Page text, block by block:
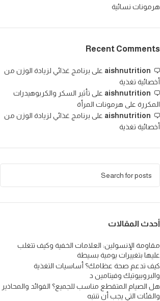
هرمونات نسائية
Recent Comments
aishnutrition على برنامج غذائي لزيادة الوزن من
أخصائية تغذية
aishnutrition على تأثير السكر والكربوهيدرات
المكررة على هرمونات المرأة
aishnutrition على برنامج غذائي لزيادة الوزن من
أخصائية تغذية
أحدث المقالات
مقاومة الإنسولين: العلامات الخفية وكيف تتغلب
عليها بتغييرات يومية بسيطة
كيف تدعم صحة عظامك؟ أساسيات التغذية
والبروبيوتيك وفيتامين د
هل الصيام المتقطع مناسب للجميع؟ الفوائد والمحاذير
والفئات التي يجب أن تنتبه